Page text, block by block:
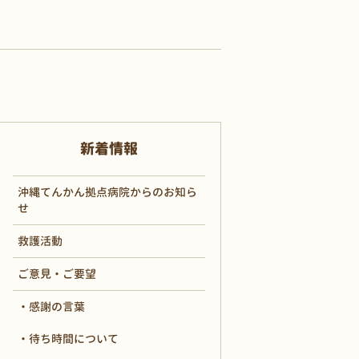
新着情報
沖縄てんかん拠点病院からのお知ら
せ
救護活動
ご意見・ご要望
感謝の言葉
待ち時間について